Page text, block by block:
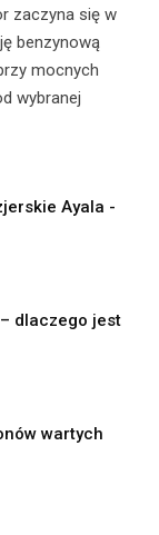
zaczyna się w
benzynową
mocnych
wybranej
Ayala -
dlaczego jest
wartych